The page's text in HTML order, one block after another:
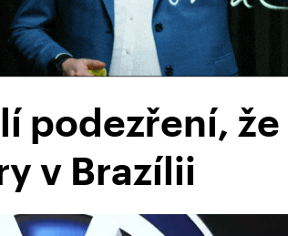
podezření,
v Brazílii